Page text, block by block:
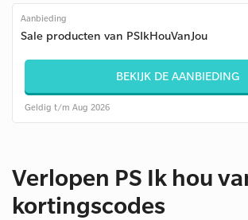
Aanbieding
Sale producten van PSIkHouVanJou
BEKIJK DE AANBIEDING
Geldig t/m Aug 2026
Verlopen PS Ik hou
kortingscodes